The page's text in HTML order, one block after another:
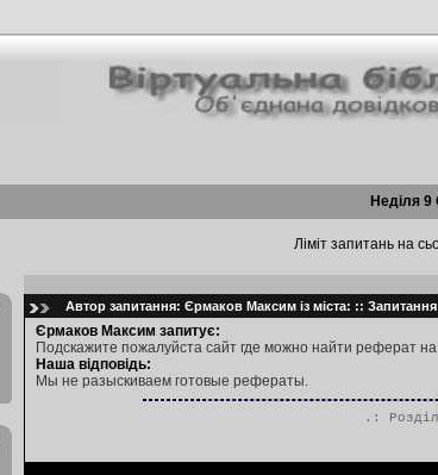
Неділя 9
Ліміт запитань на
Автор запитання: Єрмаков Максим із міста: ::
Єрмаков Максим запитує:
Подскажите пожалуйста сайт где можно найти реферат
Наша відповідь:
Мы не разыскиваем готовые рефераты.
.: